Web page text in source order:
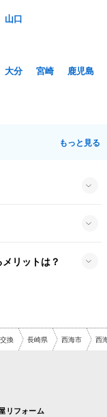
山口
大分 宮崎
鹿児島
もっと見る
リットは？
換 長崎県 西海市 西
リフォーム